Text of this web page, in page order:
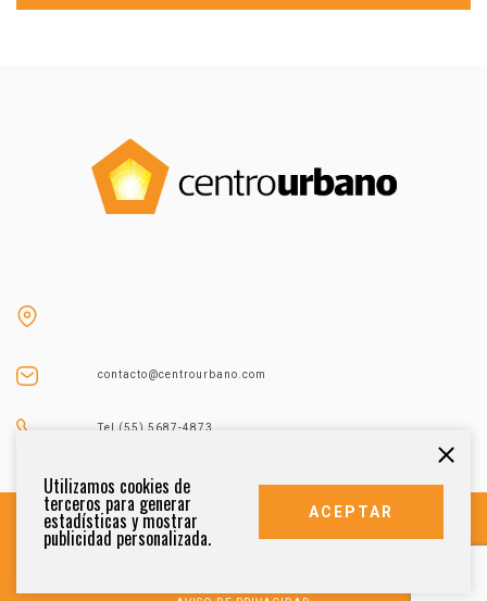
contacto@centrourbano.com
Tel (55) 5687-4873
Utilizamos cookies de
terceros para generar
estadísticas y mostrar
publicidad personalizada.
ACEPTAR